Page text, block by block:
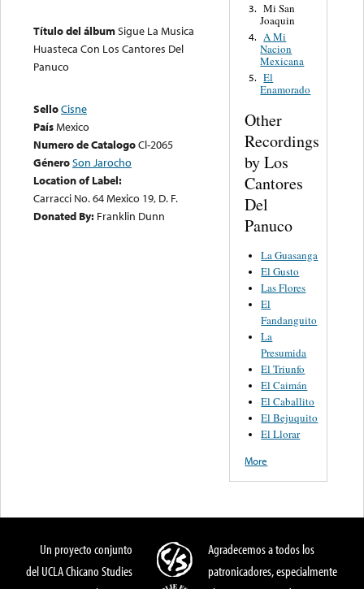
Título del álbumSigue La Musica
Huasteca Con Los Cantores Del
Panuco
SelloCisne
PaísMexico
Numero de CatalogoCl-2065
GéneroSon Jarocho
Location of Label:
Carracci No. 64 Mexico 19, D. F.
Donated By: Franklin Dunn
3. Mi San
Joaquin
4. A Mi
Nacion
Mexicana
5. El
Enamorado
Other
Recordings
by Los
Cantores
Del
Panuco
La Guasanga
El Gusto
Las Flores
El
Fandanguito
La
Presumida
El Triunfo
El Caimán
El Caballito
El Bejuquito
El Llorar
More
Un proyecto conjunto
del UCLA Chicano Studies
Agradecemos a todos los
patronicadores, especialmente